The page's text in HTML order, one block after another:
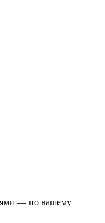
— по вашему